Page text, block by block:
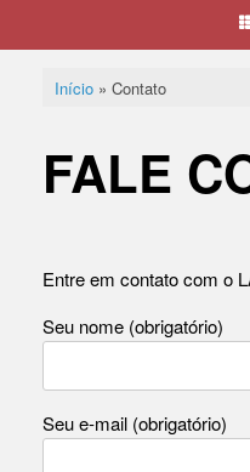
Início» Contato
FALE
Entre em contato com o
Seu nome (obrigatório)
Seu e-mail (obrigatório)